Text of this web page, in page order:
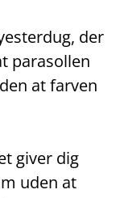
der
parasollen
at farven
giver dig
uden at